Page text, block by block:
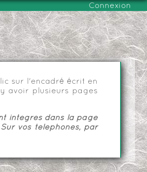
Connexion
sur l'encadré écrit en
avoir plusieurs pages
intégrés dans la page
vos téléphones, par